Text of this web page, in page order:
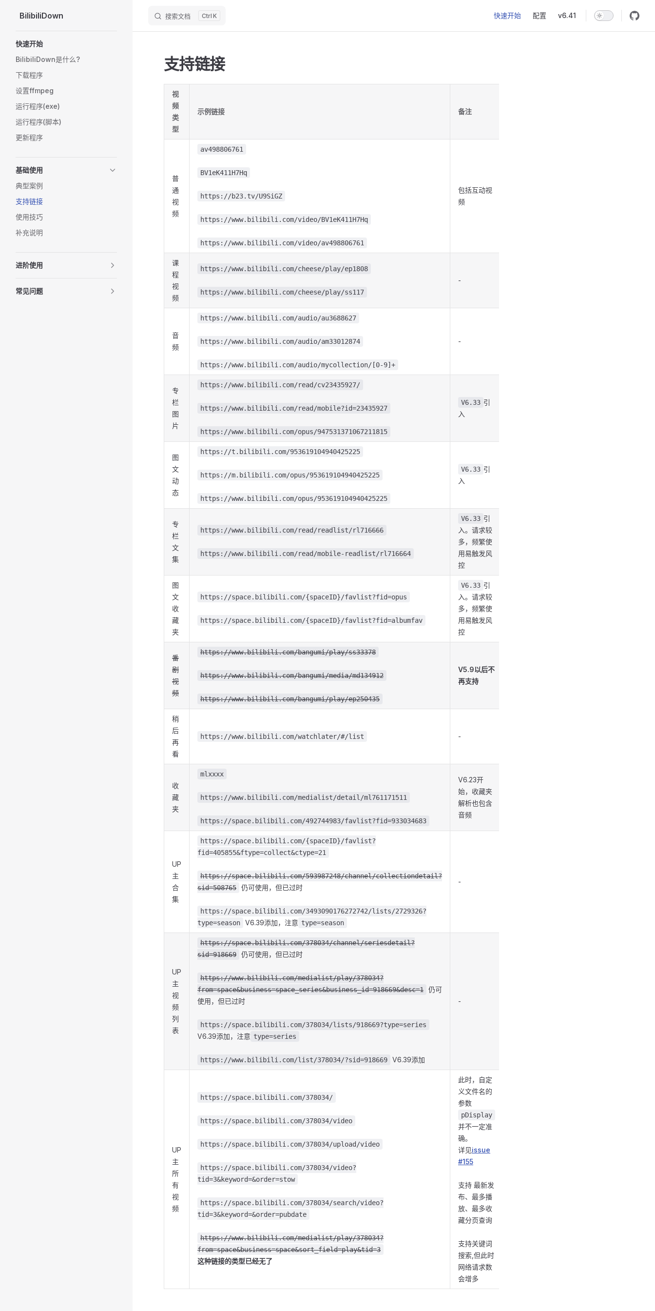
Skip to content
BilibiliDown 搜索文档 K 快速开始 配置 v6.41
快速开始
BilibiliDown是什么?
下载程序
设置ffmpeg
运行程序(exe)
运行程序(脚本)
更新程序
基础使用
典型案例
支持链接
使用技巧
补充说明
进阶使用
常见问题
支持链接
视
频
类
型
示例链接 备注
普
通
视
频
av498806761
BV1eK411H7Hq
https://b23.tv/U9SiGZ
https://www.bilibili.com/video/BV1eK411H7Hq
https://www.bilibili.com/video/av498806761
包括互动视
频
课
程
视
频
https://www.bilibili.com/cheese/play/ep1808
https://www.bilibili.com/cheese/play/ss117
-
音
频
https://www.bilibili.com/audio/au3688627
https://www.bilibili.com/audio/am33012874
https://www.bilibili.com/audio/mycollection/[0-9]+
-
专
栏
图
片
https://www.bilibili.com/read/cv23435927/
https://www.bilibili.com/read/mobile?id=23435927
https://www.bilibili.com/opus/947531371067211815
V6.33 引
入
图
文
动
态
https://t.bilibili.com/953619104940425225
https://m.bilibili.com/opus/953619104940425225
https://www.bilibili.com/opus/953619104940425225
V6.33 引
入
专
栏
文
集
https://www.bilibili.com/read/readlist/rl716666
https://www.bilibili.com/read/mobile-readlist/rl716664
V6.33 引
入。请求较
多，频繁使
用易触发风
控
图
文
收
藏
夹
https://space.bilibili.com/{spaceID}/favlist?fid=opus
https://space.bilibili.com/{spaceID}/favlist?fid=albumfav
V6.33 引
入。请求较
多，频繁使
用易触发风
控
番
剧
视
频
https://www.bilibili.com/bangumi/play/ss33378
https://www.bilibili.com/bangumi/media/md134912
https://www.bilibili.com/bangumi/play/ep250435
V5.9以后不
再支持
稍
后
再
看
https://www.bilibili.com/watchlater/#/list -
收
藏
夹
mlxxxx
https://www.bilibili.com/medialist/detail/ml761171511
https://space.bilibili.com/492744983/favlist?fid=933034683
V6.23开
始，收藏夹
解析也包含
音频
UP
主
合
集
https://space.bilibili.com/{spaceID}/favlist?
fid=405855&ftype=collect&ctype=21
https://space.bilibili.com/593987248/channel/collectiondetail?
sid=508765
仍可使用，但已过时
https://space.bilibili.com/3493090176272742/lists/2729326?
type=season
V6.39添加，注意 type=season
-
UP
主
视
频
列
表
https://space.bilibili.com/378034/channel/seriesdetail?
sid=918669
仍可使用，但已过时
https://www.bilibili.com/medialist/play/378034?
from=space&business=space_series&business_id=918669&desc=1
仍可
使用，但已过时
https://space.bilibili.com/378034/lists/918669?type=series
V6.39添加，注意 type=series
https://www.bilibili.com/list/378034/?sid=918669 V6.39添加
-
UP
主
所
有
视
频
https://space.bilibili.com/378034/
https://space.bilibili.com/378034/video
https://space.bilibili.com/378034/upload/video
https://space.bilibili.com/378034/video?
tid=3&keyword=&order=stow
https://space.bilibili.com/378034/search/video?
tid=3&keyword=&order=pubdate
https://www.bilibili.com/medialist/play/378034?
from=space&business=space&sort_field=play&tid=3
这种链接的类型已经无了
此时，自定
义文件名的
参数
pDisplay
并不一定准
确。
详见issue
#155
支持 最新发
布、最多播
放、最多收
藏分页查询
支持关键词
搜索,但此时
网络请求数
会增多